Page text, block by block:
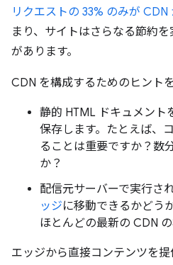
リクエストの 33% のみが
まり、サイトはさらなる節約
があります。
CDN を構成するためのヒント
静的 HTML ドキュメント
保存します。たとえば、
ることは重要ですか？数
か？
配信元サーバーで実行さ
ッジに移動できるかどう
ほとんどの最新の CDN の
エッジから直接コンテンツを